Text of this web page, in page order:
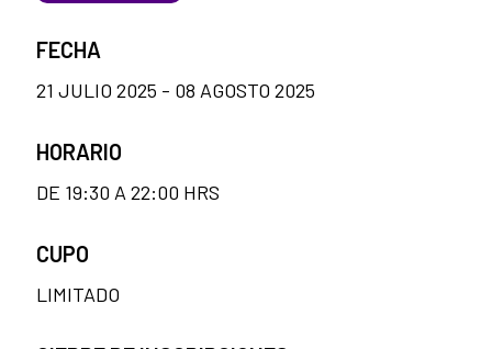
FECHA
21 JULIO 2025 - 08 AGOSTO 2025
HORARIO
DE 19:30 A 22:00 HRS
CUPO
LIMITADO